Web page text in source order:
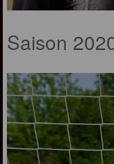
Saison